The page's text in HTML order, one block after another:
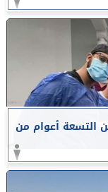
التسعة أعوام من